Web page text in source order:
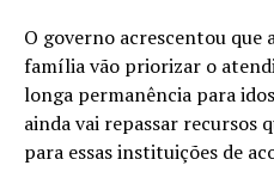
O governo acrescentou que
família vão priorizar o
longa permanência para
ainda vai repassar recursos
para essas instituições de